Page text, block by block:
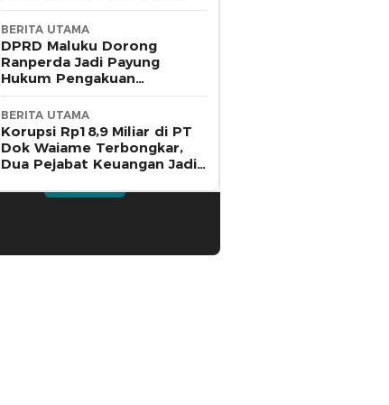
Ditahan
BERITA UTAMA
DPRD Maluku Dorong
Ranperda Jadi Payung
Hukum Pengakuan
Masyarakat Adat
BERITA UTAMA
Korupsi Rp18,9 Miliar di PT
Dok Waiame Terbongkar,
Dua Pejabat Keuangan Jadi